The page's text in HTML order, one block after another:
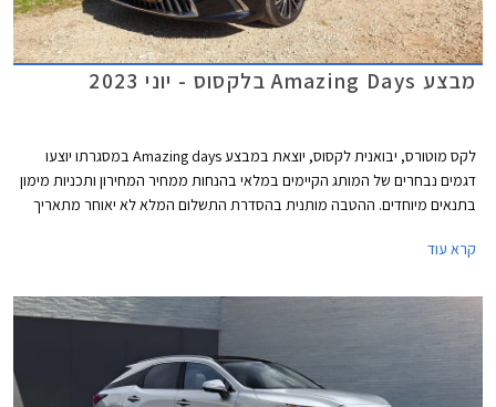
מבצע Amazing Days בלקסוס - יוני 2023
לקס מוטורס, יבואנית לקסוס, יוצאת במבצע Amazing days במסגרתו יוצעו
דגמים נבחרים של המותג הקיימים במלאי בהנחות ממחיר המחירון ותכניות מימון
בתנאים מיוחדים. ההטבה מותנית בהסדרת התשלום המלא לא יאוחר מתאריך
14-16 ביוני או עד גמר המלאי.
קרא עוד